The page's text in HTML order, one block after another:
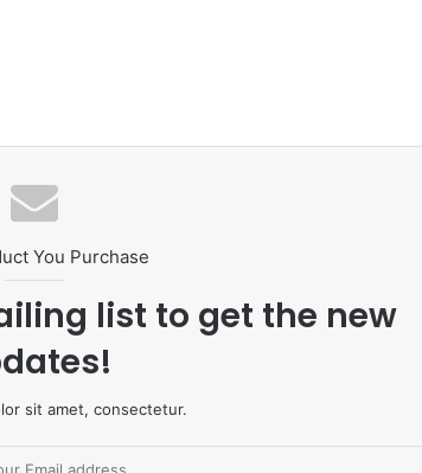
You Purchase
list to get the new
sit amet, consectetur.